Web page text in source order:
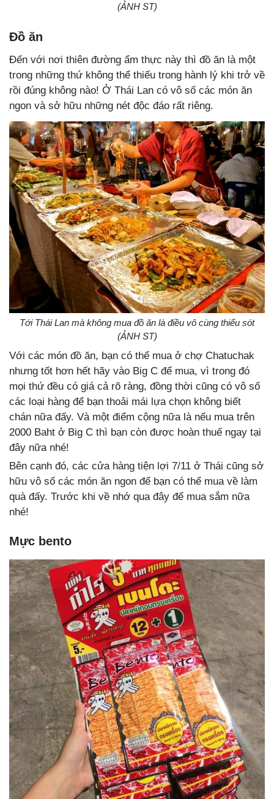
(ẢNH ST)
Đồ ăn
Đến với nơi thiên đường ẩm thực này thì đồ ăn là một
trong những thứ không thể thiếu trong hành lý khi trở về
rồi đúng không nào! Ở Thái Lan có vô số các món ăn
ngon và sở hữu những nét độc đáo rất riêng.
Tới Thái Lan mà không mua đồ ăn là điều vô cùng thiếu sót
(ẢNH ST)
Với các món đồ ăn, bạn có thể mua ở chợ Chatuchak
nhưng tốt hơn hết hãy vào Big C để mua, vì trong đó
mọi thứ đều có giá cả rõ ràng, đồng thời cũng có vô số
các loại hàng để bạn thoải mái lựa chọn không biết
chán nữa đấy. Và một điểm cộng nữa là nếu mua trên
2000 Baht ở Big C thì bạn còn được hoàn thuế ngay tại
đây nữa nhé!
Bên cạnh đó, các cửa hàng tiện lợi 7/11 ở Thái cũng sở
hữu vô số các món ăn ngon để bạn có thể mua về làm
quà đấy. Trước khi về nhớ qua đây để mua sắm nữa
nhé!
Mực bento